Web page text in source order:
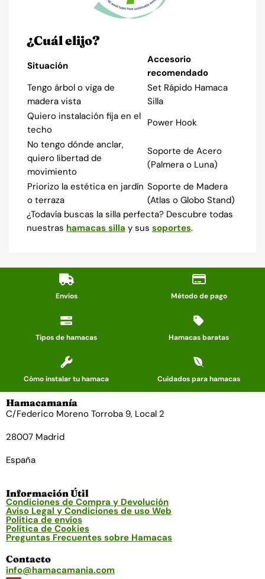
¿Cuál elijo?
Situación
Accesorio
recomendado
Tengo árbol o viga de
madera vista
Set Rápido Hamaca
Silla
Quiero instalación fija en el
techo
Power Hook
No tengo dónde anclar,
quiero libertad de
movimiento
Soporte de Acero
(Palmera o Luna)
Priorizo la estética en jardín
o terraza
Soporte de Madera
(Atlas o Globo Stand)
¿Todavía buscas la silla perfecta? Descubre todas
nuestras hamacas silla y sus soportes.
Envíos Método de pago
Tipos de hamacas Hamacas baratas
Cómo instalar tu hamaca Cuidados para hamacas
Hamacamanía
C/Federico Moreno Torroba 9, Local 2
28007 Madrid
España
Información Útil
Condiciones de Compra y Devolución
Aviso Legal y Condiciones de uso Web
Política de envíos
Política de Cookies
Preguntas Frecuentes sobre Hamacas
Contacto
info@hamacamania.com